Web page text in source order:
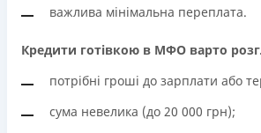
важлива мінімальна переплата.
Кредити готівкою в МФО варто
потрібні гроші до зарплати або
сума невелика (до 20 000 грн);